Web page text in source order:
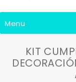
Menu
KIT